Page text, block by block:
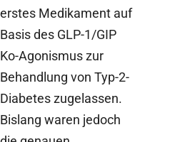
erstes Medikament auf
Basis des GLP-1/GIP
Ko-Agonismus zur
Behandlung von Typ-2-
Diabetes zugelassen.
Bislang waren jedoch